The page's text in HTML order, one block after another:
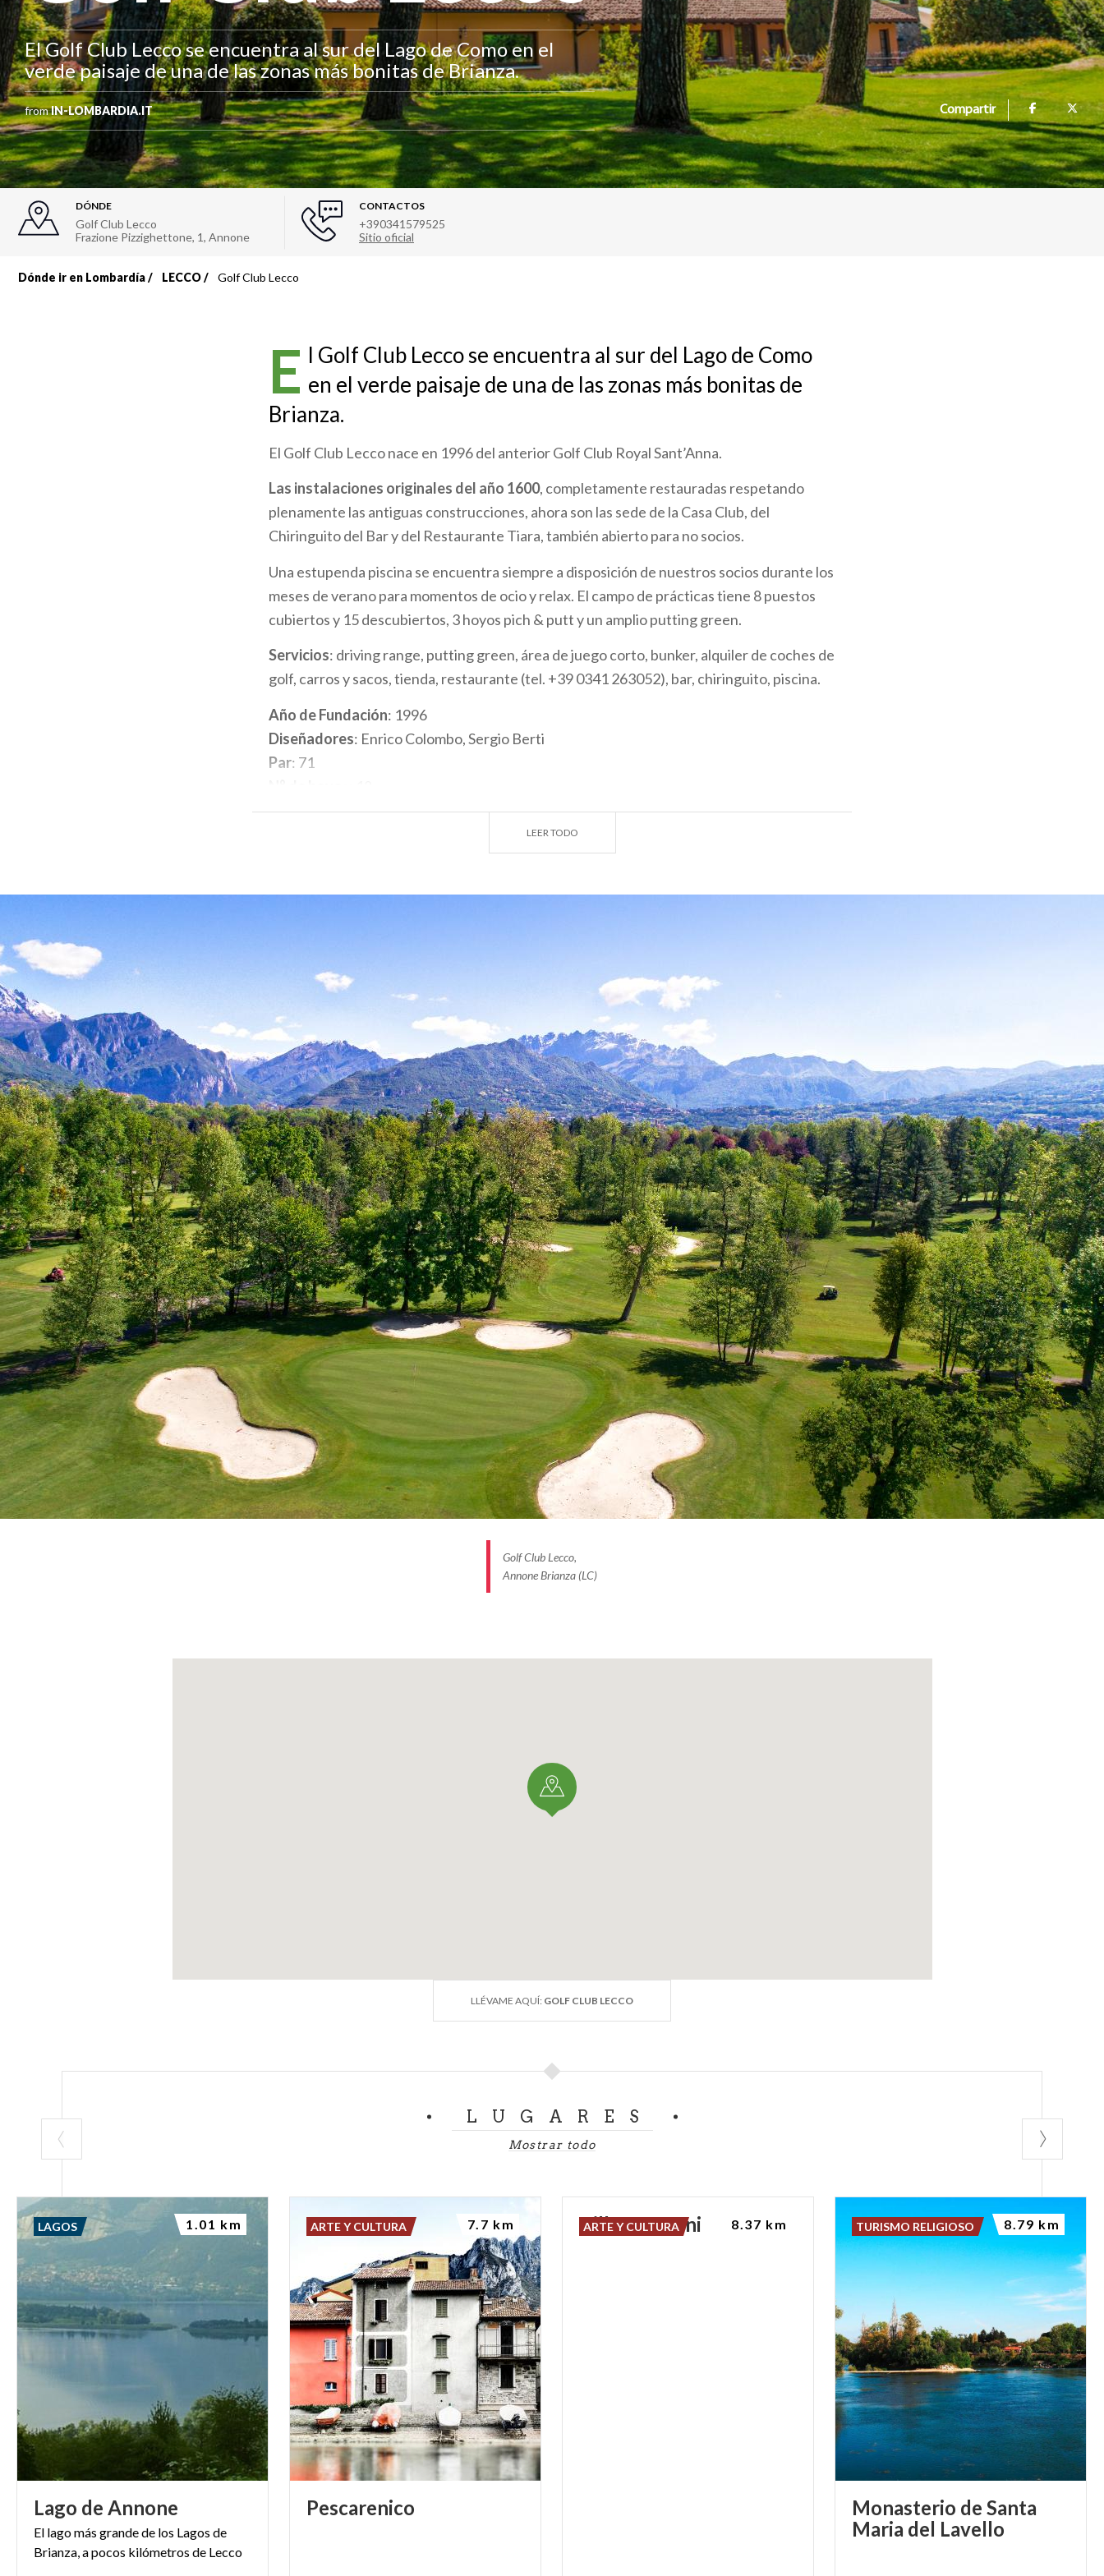
El Golf Club Lecco se encuentra al sur del Lago de Como en el
verde paisaje de una de las zonas más bonitas de Brianza.
fromIN-LOMBARDIA.IT Compartir
DÓNDE
Golf Club Lecco
Frazione Pizzighettone, 1, Annone
CONTACTOS
+390341579525
Sitio oficial
Dónde ir en Lombardía LECCO Golf Club Lecco
E l Golf Club Lecco se encuentra al sur del Lago de Como
en el verde paisaje de una de las zonas más bonitas de
Brianza.
El Golf Club Lecco nace en 1996 del anterior Golf Club Royal Sant’Anna.
Las instalaciones originales del año 1600, completamente restauradas respetando
plenamente las antiguas construcciones, ahora son las sede de la Casa Club, del
Chiringuito del Bar y del Restaurante Tiara, también abierto para no socios.
Una estupenda piscina se encuentra siempre a disposición de nuestros socios durante los
meses de verano para momentos de ocio y relax. El campo de prácticas tiene 8 puestos
cubiertos y 15 descubiertos, 3 hoyos pich & putt y un amplio putting green.
Servicios: driving range, putting green, área de juego corto, bunker, alquiler de coches de
golf, carros y sacos, tienda, restaurante (tel. +39 0341 263052), bar, chiringuito, piscina.
Año de Fundación: 1996
Diseñadores: Enrico Colombo, Sergio Berti
Par: 71
Distancia: 5672 m.
: tres semanas en enero
LEER TODO
Golf Club Lecco,
Annone Brianza (LC)
LLÉVAME AQUÍ: GOLF CLUB LECCO
LUGARES
Mostrar todo
Lago de Annone
El lagomás grandede los Lagos de
Brianza,apocos kilómetros de Lecco
LAGOS 1.01 km
Pescarenico
ARTE Y CULTURA 7.7 km VillaManzoni
ARTE Y CULTURA 8.37 km
Monasterio de Santa
Maria del Lavello
TURISMO RELIGIOSO 8.79 km